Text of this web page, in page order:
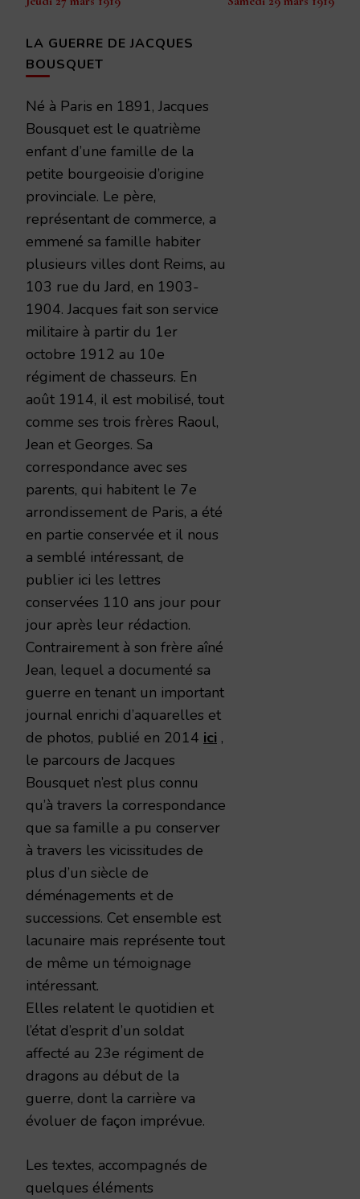
d’article
LA GUERRE DE JACQUES
BOUSQUET
Né à Paris en 1891, Jacques
Bousquet est le quatrième
enfant d’une famille de la
petite bourgeoisie d’origine
provinciale. Le père,
représentant de commerce, a
emmené sa famille habiter
plusieurs villes dont Reims, au
103 rue du Jard, en 1903-
1904. Jacques fait son service
militaire à partir du 1er
octobre 1912 au 10e
régiment de chasseurs. En
août 1914, il est mobilisé, tout
comme ses trois frères Raoul,
Jean et Georges. Sa
correspondance avec ses
parents, qui habitent le 7e
arrondissement de Paris, a été
en partie conservée et il nous
a semblé intéressant, de
publier ici les lettres
conservées 110 ans jour pour
jour après leur rédaction.
Contrairement à son frère aîné
Jean, lequel a documenté sa
guerre en tenant un important
journal enrichi d’aquarelles et
de photos, publié en 2014 ici ,
le parcours de Jacques
Bousquet n’est plus connu
qu’à travers la correspondance
que sa famille a pu conserver
à travers les vicissitudes de
plus d’un siècle de
déménagements et de
successions. Cet ensemble est
lacunaire mais représente tout
de même un témoignage
intéressant.
Elles relatent le quotidien et
l’état d’esprit d’un soldat
affecté au 23e régiment de
dragons au début de la
guerre, dont la carrière va
évoluer de façon imprévue.
Les textes, accompagnés de
quelques éléments